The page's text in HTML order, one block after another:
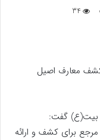
34
معارف اصیل
بیت(ع) گفت:
برای کشف و ارائه